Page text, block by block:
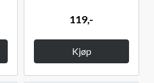
119,-
Kjøp